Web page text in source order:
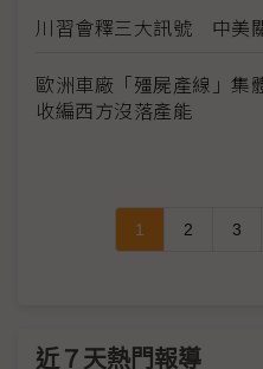
川習會釋三大訊號 中美
歐洲車廠「殭屍產線」
收編西方沒落產能
1 2 3
近７天熱門報導